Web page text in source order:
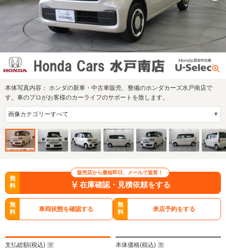
本体写真内容： ホンダの新車・中古車販売、整備のホンダカーズ水戸南店で
す。車のプロがお客様のカーライフのサポートを致します。
販売店から最短即日、メールで返答！
無
料
在庫確認・見積依頼をする
無
料
車両状態を確認する
無
料
来店予約をする
支払総額(税込) 本体価格(税込)